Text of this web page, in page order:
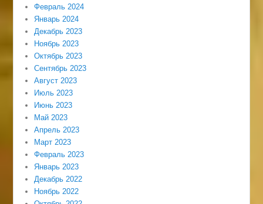
Февраль 2024
Январь 2024
Декабрь 2023
Ноябрь 2023
Октябрь 2023
Сентябрь 2023
Август 2023
Июль 2023
Июнь 2023
Май 2023
Апрель 2023
Март 2023
Февраль 2023
Январь 2023
Декабрь 2022
Ноябрь 2022